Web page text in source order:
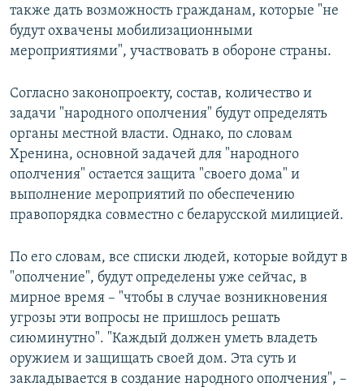
также дать возможность гражданам, которые "не
будут охвачены мобилизационными
мероприятиями", участвовать в обороне страны.
Согласно законопроекту, состав, количество и
задачи "народного ополчения" будут определять
органы местной власти. Однако, по словам
Хренина, основной задачей для "народного
ополчения" остается защита "своего дома" и
выполнение мероприятий по обеспечению
правопорядка совместно с беларусской милицией.
По его словам, все списки людей, которые войдут в
"ополчение", будут определены уже сейчас, в
мирное время – "чтобы в случае возникновения
угрозы эти вопросы не пришлось решать
сиюминутно". "Каждый должен уметь владеть
оружием и защищать своей дом. Эта суть и
закладывается в создание народного ополчения", –